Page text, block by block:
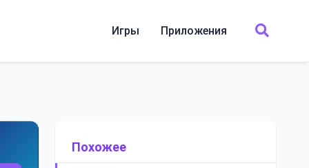
Игры Приложения
Похожее